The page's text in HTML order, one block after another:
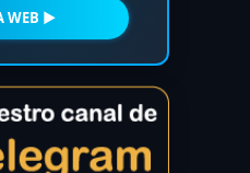
WEB ►